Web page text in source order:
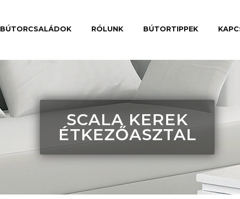
BÚTORCSALÁDOK RÓLUNK BÚTORTIPPEK
SCALA KEREK
ÉTKEZŐASZTAL